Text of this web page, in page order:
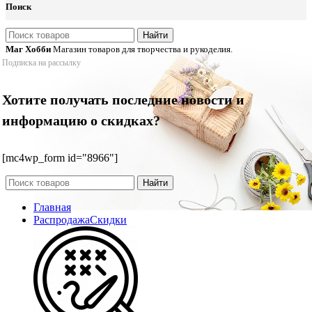
Поиск
Найти
Маг Хобби Магазин товаров для творчества и рукоделия.
Подписка на рассылку
Хотите получать последние новости и
информацию о скидках?
[mc4wp_form id="8966"]
Найти
Главная
РаспродажаСкидки